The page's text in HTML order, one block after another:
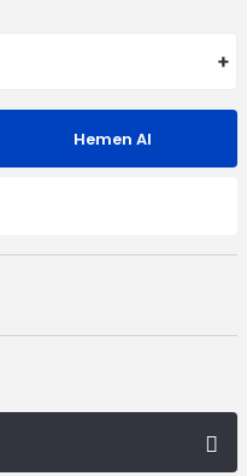
Hemen Al